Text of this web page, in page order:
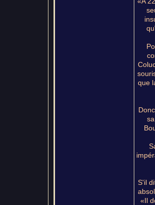
que
S'il
«Il